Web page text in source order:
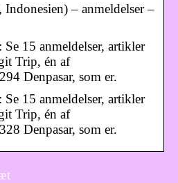
– anmeldelser –
15 anmeldelser, artikler
Trip, én af
Denpasar, som er.
15 anmeldelser, artikler
Trip, én af
Denpasar, som er.